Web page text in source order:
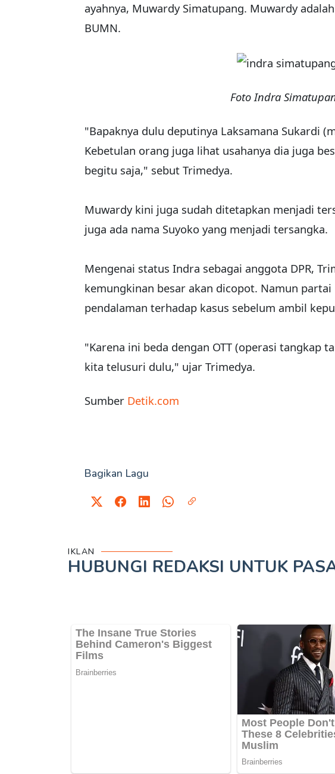
ayahnya, Muwardy Simatupang. Muwardy
BUMN.
Foto Indra
"Bapaknya dulu deputinya Laksamana Sukardi
Kebetulan orang juga lihat usahanya dia juga
begitu saja," sebut Trimedya.
Muwardy kini juga sudah ditetapkan menjadi
juga ada nama Suyoko yang menjadi tersangka.
Mengenai status Indra sebagai anggota DPR,
kemungkinan besar akan dicopot. Namun
pendalaman terhadap kasus sebelum ambil
"Karena ini beda dengan OTT (operasi tangkap
kita telusuri dulu," ujar Trimedya.
Sumber Detik.com
Bagikan Lagu
IKLAN
HUBUNGI REDAKSI UNTUK